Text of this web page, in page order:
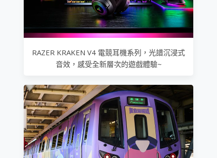
RAZER KRAKEN V4 電競耳機系列，光譜沉浸式
音效，感受全新層次的遊戲體驗~